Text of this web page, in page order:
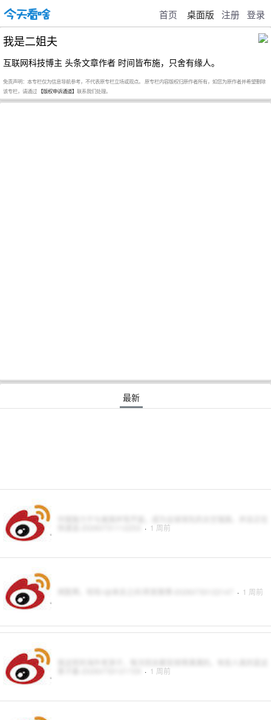
首页 桌面版 注册 登录
我是二姐夫
互联网科技博主 头条文章作者 时间皆布施，只舍有缘人。
免责声明：本专栏仅为信息导航参考，不代表原专栏立场或观点。 原专栏内容版权归原作者所有，如您为原作者并希望删除
该专栏，请通过 【版权申诉通道】 联系我们处理。
最新
· 1 周前
· 1 周前
· 1 周前